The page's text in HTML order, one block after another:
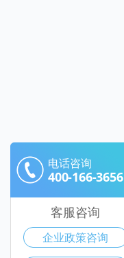
电话咨询
400-166-3656
客服咨询
企业政策咨询